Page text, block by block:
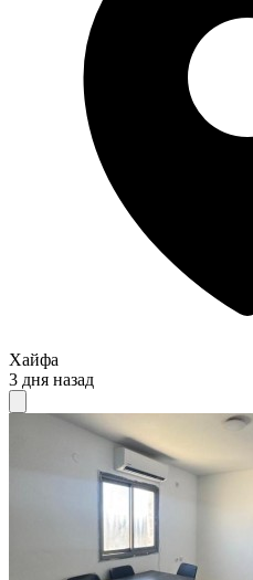
Хайфа
3 дня назад